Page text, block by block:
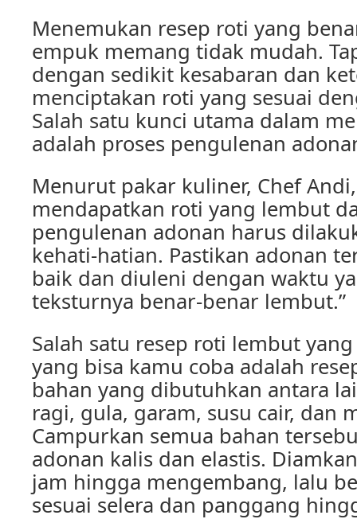
Menemukan resep roti yang
empuk memang tidak mudah.
dengan sedikit kesabaran dan
menciptakan roti yang sesuai
Salah satu kunci utama dalam
adalah proses pengulenan
Menurut pakar kuliner, Chef
mendapatkan roti yang lembut
pengulenan adonan harus
kehati-hatian. Pastikan adonan
baik dan diuleni dengan waktu
teksturnya benar-benar lembut.”
Salah satu resep roti lembut
yang bisa kamu coba adalah
bahan yang dibutuhkan antara
ragi, gula, garam, susu cair, dan
Campurkan semua bahan
adonan kalis dan elastis.
jam hingga mengembang, lalu
sesuai selera dan panggang